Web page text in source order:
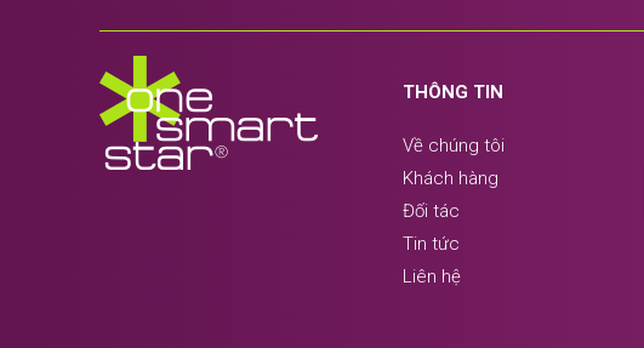
THÔNG TIN
Về chúng tôi
Khách hàng
Đối tác
Tin tức
Liên hệ